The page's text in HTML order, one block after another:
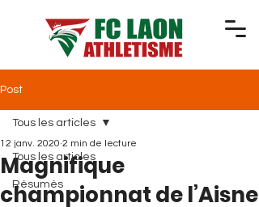
Post
Tous les articles
Résumés
Tous les articles
Magnifique
championnat de l’Aisne
12 janv. 2020 2 min de lecture